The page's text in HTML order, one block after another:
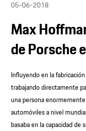
05-06-2018
Max
de Porsche
Influyendo en la
trabajando directamente
una persona
automóviles a nivel
basaba en la capacidad